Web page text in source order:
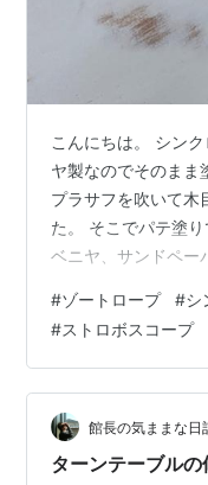
こんにちは。 シン
ヤ製なのでそのまま
プラサフを吹いて木
た。 そこでパテ塗
ベニヤ、サンドペー
磨く作業を３～４回
平面にする。 正直
ここらでプラサフを
に一旦、仮組をして
ロボを置いていたが
る人がいて、このス
#ゾートロープ #シ
#ストロボスコープ
館長の気ままな日
ターンテーブルの